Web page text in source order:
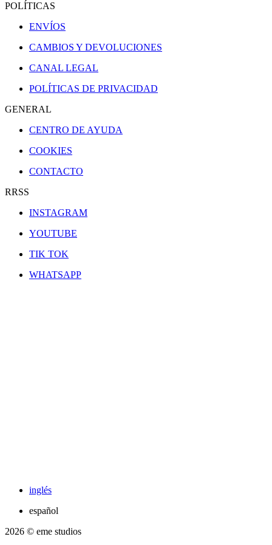
POLÍTICAS
ENVÍOS
CAMBIOS Y DEVOLUCIONES
CANAL LEGAL
POLÍTICAS DE PRIVACIDAD
GENERAL
CENTRO DE AYUDA
COOKIES
CONTACTO
RRSS
INSTAGRAM
YOUTUBE
TIK TOK
WHATSAPP
inglés
español
2026 © eme studios